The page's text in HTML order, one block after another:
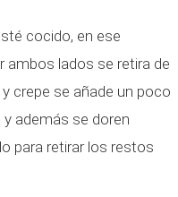
cocido, en ese
ambos lados se retira de
crepe se añade un poco
además se doren
para retirar los restos